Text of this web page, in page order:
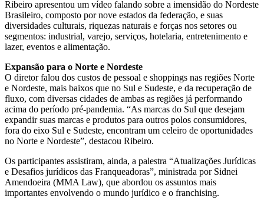
Ribeiro apresentou um vídeo falando sobre a imensidão do Nordeste
Brasileiro, composto por nove estados da federação, e suas
diversidades culturais, riquezas naturais e forças nos setores ou
segmentos: industrial, varejo, serviços, hotelaria, entretenimento e
lazer, eventos e alimentação.
Expansão para o Norte e Nordeste
O diretor falou dos custos de pessoal e shoppings nas regiões Norte
e Nordeste, mais baixos que no Sul e Sudeste, e da recuperação de
fluxo, com diversas cidades de ambas as regiões já performando
acima do período pré-pandemia. “As marcas do Sul que desejam
expandir suas marcas e produtos para outros polos consumidores,
fora do eixo Sul e Sudeste, encontram um celeiro de oportunidades
no Norte e Nordeste”, destacou Ribeiro.
Os participantes assistiram, ainda, a palestra “Atualizações Jurídicas
e Desafios jurídicos das Franqueadoras”, ministrada por Sidnei
Amendoeira (MMA Law), que abordou os assuntos mais
importantes envolvendo o mundo jurídico e o franchising.